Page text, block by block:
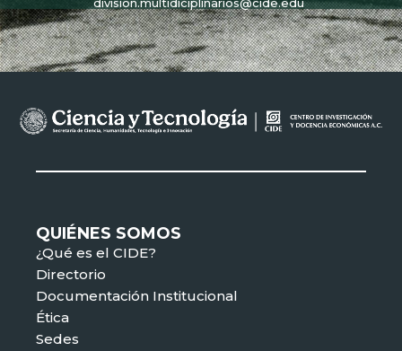
QUIÉNES SOMOS
¿Qué es el CIDE?
Directorio
Documentación Institucional
Ética
Sedes